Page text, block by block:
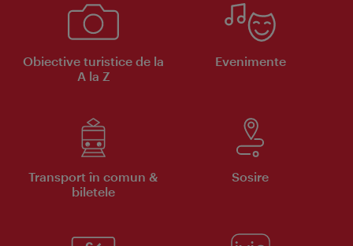
Obiective turistice de la
A la Z
Evenimente
Transport în comun &
biletele
Sosire